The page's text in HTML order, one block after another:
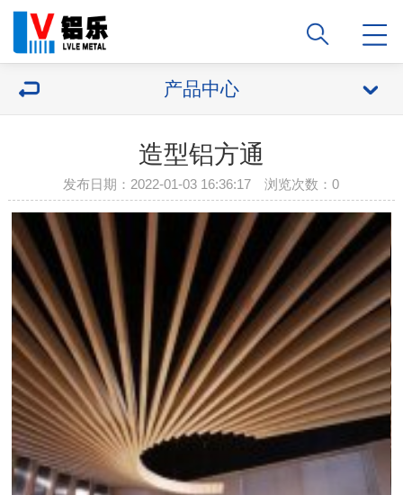
产品中心
造型铝方通
发布日期：2022-01-03 16:36:17 浏览次数：0